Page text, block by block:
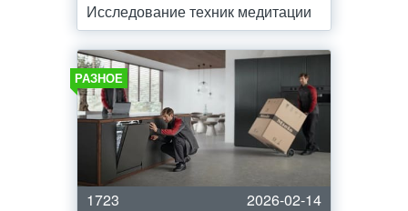
Исследование техник медитации
РАЗНОЕ
1723
2026-02-14